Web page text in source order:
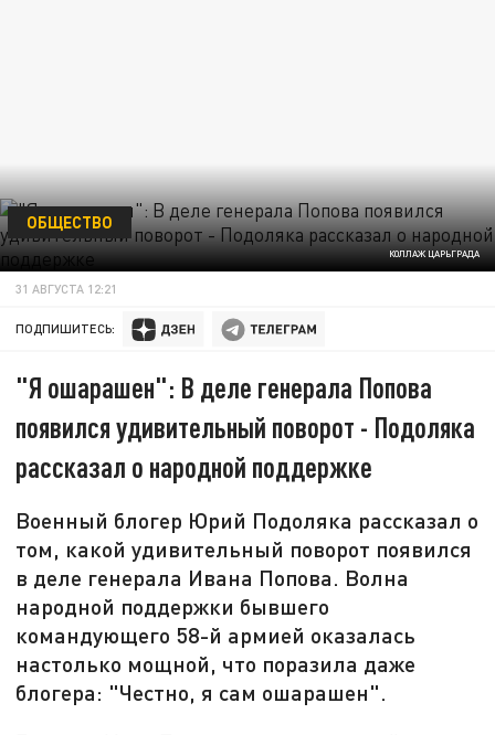
КОЛЛАЖ ЦАРЬГРАДА
ОБЩЕСТВО
31 АВГУСТА 12:21
ПОДПИШИТЕСЬ:
"Я ошарашен": В деле генерала Попова
появился удивительный поворот - Подоляка
рассказал о народной поддержке
Военный блогер Юрий Подоляка рассказал о
том, какой удивительный поворот появился
в деле генерала Ивана Попова. Волна
народной поддержки бывшего
командующего 58-й армией оказалась
настолько мощной, что поразила даже
блогера: "Честно, я сам ошарашен".